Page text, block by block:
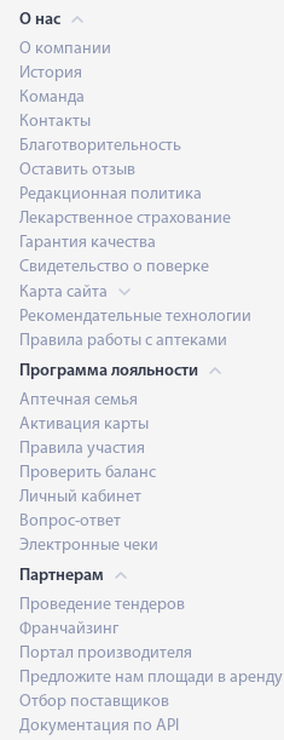
О нас
О компании
История
Команда
Контакты
Благотворительность
Оставить отзыв
Редакционная политика
Лекарственное страхование
Гарантия качества
Свидетельство о поверке
Карта сайта
Рекомендательные технологии
Правила работы с аптеками
Программа лояльности
Аптечная семья
Активация карты
Правила участия
Проверить баланс
Личный кабинет
Вопрос-ответ
Электронные чеки
Партнерам
Проведение тендеров
Франчайзинг
Портал производителя
Предложите нам площади в аренду
Отбор поставщиков
Документация по API